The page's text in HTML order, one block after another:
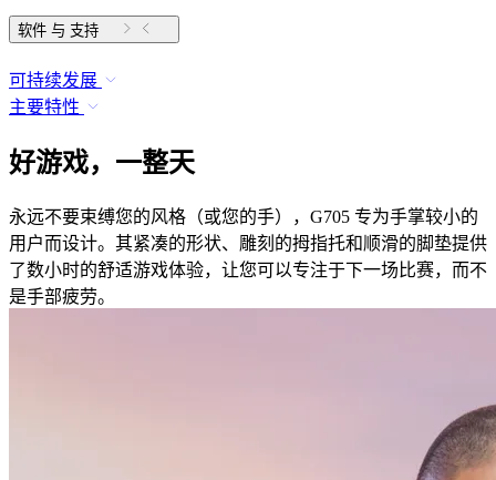
软件 与 支持
可持续发展
主要特性
好游戏，一整天
永远不要束缚您的风格（或您的手），G705 专为手掌较小的
用户而设计。其紧凑的形状、雕刻的拇指托和顺滑的脚垫提供
了数小时的舒适游戏体验，让您可以专注于下一场比赛，而不
是手部疲劳。